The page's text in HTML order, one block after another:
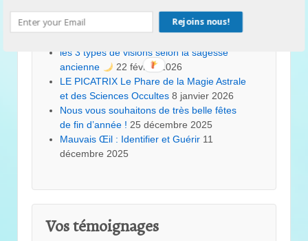
Au-delà de la pensée positive 3 mai 2026
“Lundi de Lumière : 3 Gestes Simples pour
les 3 types de visions selon la sagesse
ancienne
22 février 2026
LE PICATRIX Le Phare de la Magie Astrale
et des Sciences Occultes 8 janvier 2026
Nous vous souhaitons de très belle fêtes
de fin d’année ! 25 décembre 2025
Mauvais Œil : Identifier et Guérir 11
décembre 2025
Vos témoignages
Rejoins nous!